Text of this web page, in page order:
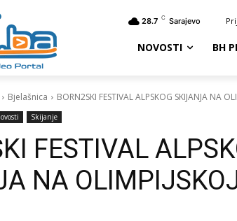
28.7 C Sarajevo
NOVOSTI BH
Bjelašnica BORN2SKI FESTIVAL ALPSKOG SKIJANJA NA
Skijanje
FESTIVAL
NA